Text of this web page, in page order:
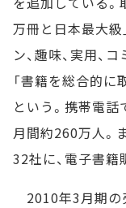
万冊と日本最大級
ン、趣味、実用、
「書籍を総合的に
という。携帯電
月間約260万人。
32社に、電子書籍
2010年3月期の